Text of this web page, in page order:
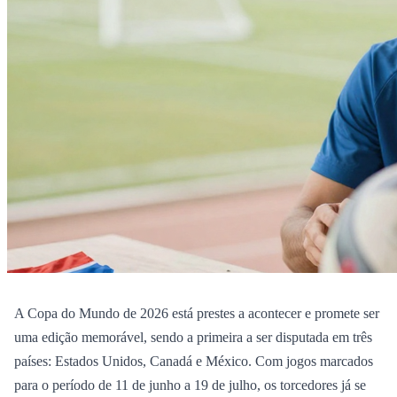
A Copa do Mundo de 2026 está prestes a acontecer e promete ser
uma edição memorável, sendo a primeira a ser disputada em três
países: Estados Unidos, Canadá e México. Com jogos marcados
para o período de 11 de junho a 19 de julho, os torcedores já se